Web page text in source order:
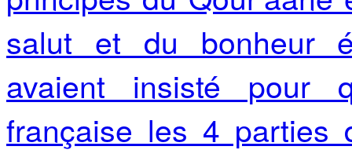
salut et du bonheur
avaient insisté pour
française les 4